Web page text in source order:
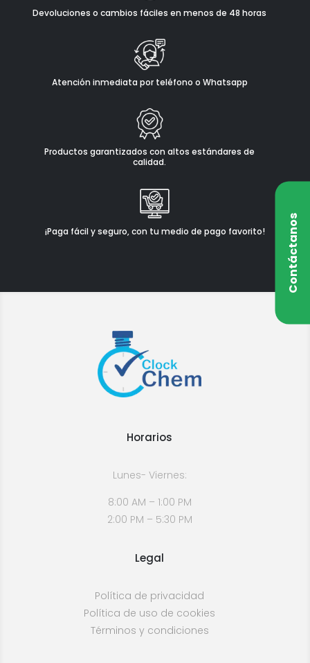
Devoluciones o cambios fáciles en menos de 48 horas
Atención inmediata por teléfono o Whatsapp
Productos garantizados con altos estándares de
calidad.
¡Paga fácil y seguro, con tu medio de pago favorito! Contáctanos
Horarios
Lunes- Viernes:
8:00 AM – 1:00 PM
2:00 PM – 5:30 PM
Legal
Política de privacidad
Política de uso de cookies
Términos y condiciones